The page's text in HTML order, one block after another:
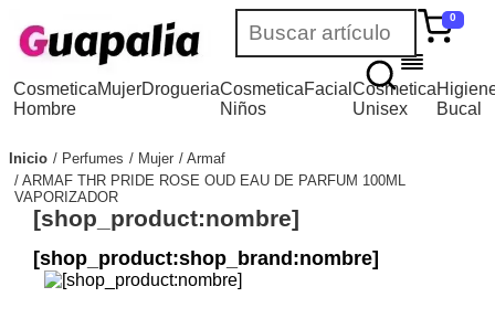
0
Cosmetica
Hombre
MujerDrogueriaCosmetica
Niños
FacialCosmetica
Unisex
Bucal
Inicio Perfumes Mujer
Armaf
ARMAF THR PRIDE ROSE OUD EAU DE PARFUM 100ML
VAPORIZADOR
[shop_product:nombre]
[shop_product:shop_brand:nombre]